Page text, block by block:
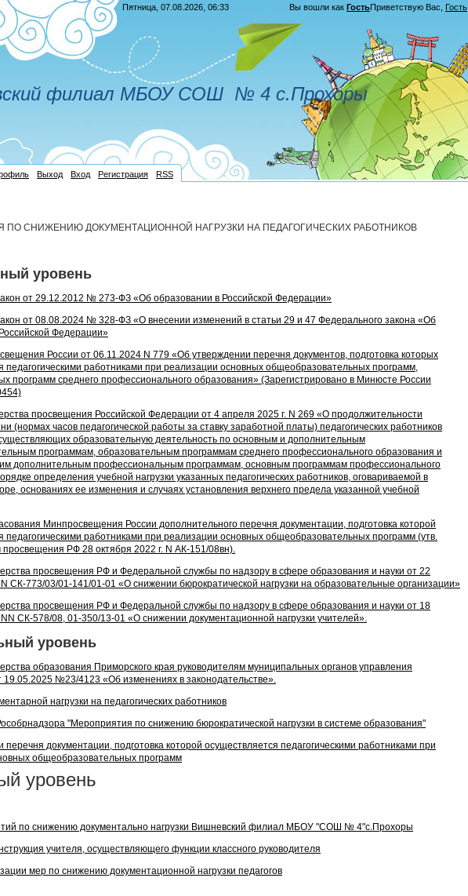
Пятница, 07.08.2026, 06:33 Вы вошли как ГостьПриветствую Вас Гость
филиал МБОУ СОШ № 4 с.Прохоры
Выход Вход Регистрация RSS
ПО СНИЖЕНИЮ ДОКУМЕНТАЦИОННОЙ НАГРУЗКИ НА ПЕДАГОГИЧЕСКИХ РАБОТНИКОВ
уровень
от 29.12.2012 № 273-ФЗ «Об образовании в Российской Федерации»
от 08.08.2024 № 328-ФЗ «О внесении изменений в статьи 29 и 47 Федерального закона «Об
Федерации»
России от 06.11.2024 N 779 «Об утверждении перечня документов, подготовка которых
педагогическими работниками при реализации основных общеобразовательных программ,
программ среднего профессионального образования» (Зарегистрировано в Минюсте России
просвещения Российской Федерации от 4 апреля 2025 г. N 269 «О продолжительности
(нормах часов педагогической работы за ставку заработной платы) педагогических работников
образовательную деятельность по основным и дополнительным
программам, образовательным программам среднего профессионального образования и
дополнительным профессиональным программам, основным программам профессионального
определения учебной нагрузки указанных педагогических работников, оговариваемой в
основаниях ее изменения и случаях установления верхнего предела указанной учебной
Минпросвещения России дополнительного перечня документации, подготовка которой
педагогическими работниками при реализации основных общеобразовательных программ (утв.
РФ 28 октября 2022 г. N АК-151/08вн).
просвещения РФ и Федеральной службы по надзору в сфере образования и науки от 22
N СК-773/03/01-141/01-01 «О снижении бюрократической нагрузки на образовательные организации»
просвещения РФ и Федеральной службы по надзору в сфере образования и науки от 18
NN СК-578/08, 01-350/13-01 «О снижении документационной нагрузки учителей».
уровень
образования Приморского края руководителям муниципальных органов управления
19.05.2025 №23/4123 «Об изменениях в законодательстве».
нагрузки на педагогических работников
"Мероприятия по снижению бюрократической нагрузки в системе образования"
документации, подготовка которой осуществляется педагогическими работниками при
общеобразовательных программ
уровень
по снижению документально нагрузки Вишневский филиал МБОУ "СОШ № 4"с.Прохоры
учителя, осуществляющего функции классного руководителя
мер по снижению документационной нагрузки педагогов